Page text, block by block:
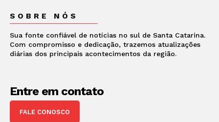
SOBRE NÓS
Sua fonte confiável de notícias no sul de Santa Catarina.
Com compromisso e dedicação, trazemos atualizações
diárias dos principais acontecimentos da região.
Entre em contato
FALE CONOSCO